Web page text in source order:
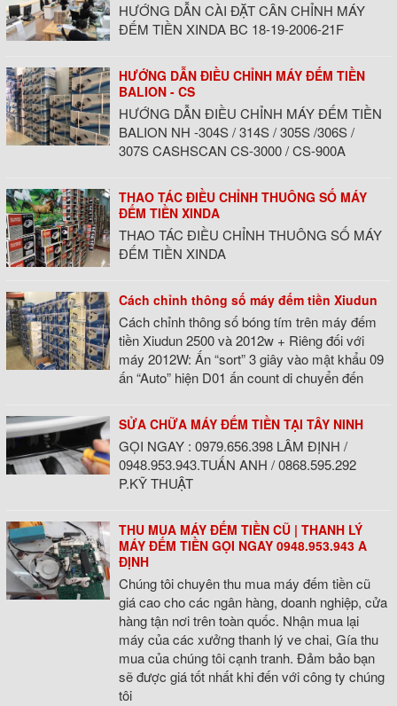
▼
HƯỚNG DẪN CÀI ĐẶT CÂN CHỈNH MÁY
ĐẾM TIỀN XINDA BC 18-19-2006-21F
HƯỚNG DẪN ĐIỀU CHỈNH MÁY ĐẾM TIỀN
BALION - CS
HƯỚNG DẪN ĐIỀU CHỈNH MÁY ĐẾM TIỀN
BALION NH -304S / 314S / 305S /306S /
307S CASHSCAN CS-3000 / CS-900A
THAO TÁC ĐIỀU CHỈNH THUÔNG SỐ MÁY
ĐẾM TIỀN XINDA
THAO TÁC ĐIỀU CHỈNH THUÔNG SỐ MÁY
ĐẾM TIỀN XINDA
Cách chỉnh thông số máy đếm tiền Xiudun
Cách chỉnh thông số bóng tím trên máy đếm
tiền Xiudun 2500 và 2012w + Riêng đối với
máy 2012W: Ấn “sort” 3 giây vào mật khẩu 09
ấn “Auto” hiện D01 ấn count di chuyển đến
SỬA CHỮA MÁY ĐẾM TIỀN TẠI TÂY NINH
GỌI NGAY : 0979.656.398 LÂM ĐỊNH /
0948.953.943.TUẤN ANH / 0868.595.292
P.KỸ THUẬT
THU MUA MÁY ĐẾM TIỀN CŨ | THANH LÝ
MÁY ĐẾM TIỀN GỌI NGAY 0948.953.943 A
ĐỊNH
Chúng tôi chuyên thu mua máy đếm tiền cũ
giá cao cho các ngân hàng, doanh nghiệp, cửa
hàng tận nơi trên toàn quốc. Nhận mua lại
máy của các xưởng thanh lý ve chai, Gía thu
mua của chúng tôi cạnh tranh. Đảm bảo bạn
sẽ được giá tốt nhất khi đến với công ty chúng
tôi